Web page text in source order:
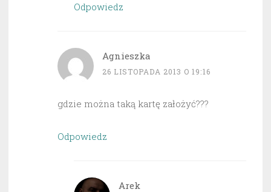
Odpowiedz
Agnieszka
26 LISTOPADA 2013 O 19:16
gdzie można taką kartę założyć???
Odpowiedz
Arek